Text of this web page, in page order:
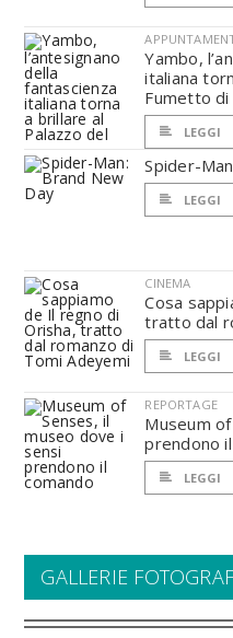
Yambo,
italiana
Fumetto
LEGGI
Spider-
LEGGI
CINEMA
Cosa
tratto dal
LEGGI
REPORTAGE
Museum
prendono
LEGGI
GALLERIE